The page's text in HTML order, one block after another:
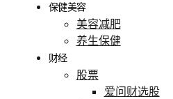
保健美容
美容减肥
养生保健
财经
股票
爱问财选股